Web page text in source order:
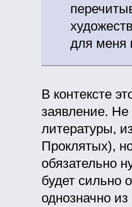
для меня
В контексте
заявление. Не
литературы,
Проклятых),
обязательно
будет сильно
однозначно